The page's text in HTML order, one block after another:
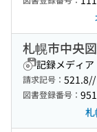
札幌市中央
記録メディア
請求記号： 521.8//
図書登録番号：